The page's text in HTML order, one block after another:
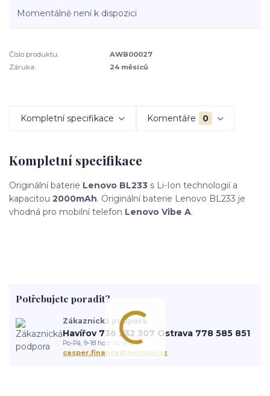
Momentálně není k dispozici
Číslo produktu:
AWB00027
Záruka:
24 měsíců
Kompletní specifikace Komentáře 0
Kompletní specifikace
Originální baterie Lenovo BL233 s Li-Ion technologií a
kapacitou 2000mAh. Originální baterie Lenovo BL233 je
vhodná pro mobilní telefon Lenovo Vibe A.
Potřebujete poradit?
Zákaznická podpora
Havířov 736 232 307 Ostrava 778 585 851
Po-Pá, 9-18 hod. So 9-12 h.
casper.finance@seznam.cz